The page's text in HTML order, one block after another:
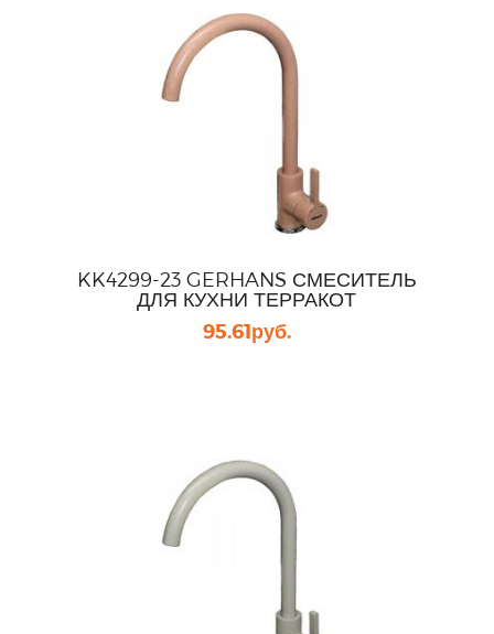
KK4299-23 GERHANS СМЕСИТЕЛЬ
ДЛЯ КУХНИ ТЕРРАКОТ
95.61руб.